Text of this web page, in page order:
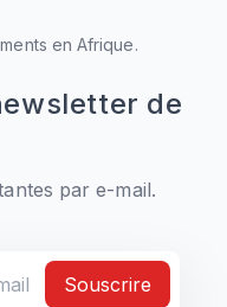
en Afrique.
de
par e-mail.
Souscrire